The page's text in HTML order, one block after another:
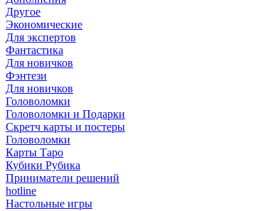
Другое
Экономические
Для экспертов
Фантастика
Для новичков
Фэнтези
Для новичков
Головоломки
Головоломки и Подарки
Cкретч карты и постеры
Головоломки
Карты Таро
Кубики Рубика
Приниматели решений
hotline
Настольные игры